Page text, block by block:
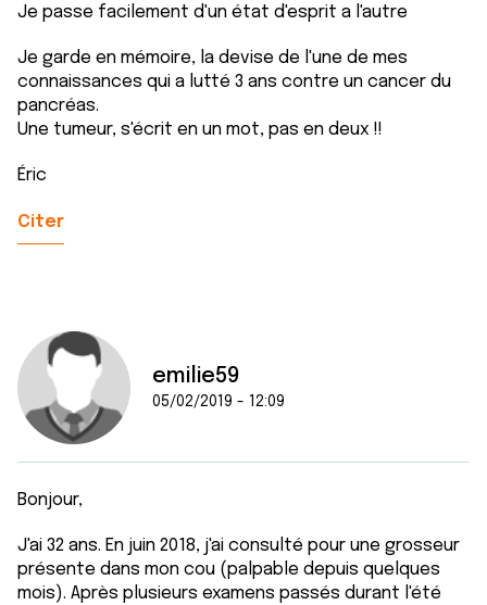
Je passe facilement d'un état d'esprit a l'autre
Je garde en mémoire, la devise de l'une de mes
connaissances qui a lutté 3 ans contre un cancer du
pancréas.
Une tumeur, s'écrit en un mot, pas en deux !!
Éric
Citer
emilie59
05/02/2019 - 12:09
Bonjour,
J'ai 32 ans. En juin 2018, j'ai consulté pour une grosseur
présente dans mon cou (palpable depuis quelques
mois). Après plusieurs examens passés durant l'été